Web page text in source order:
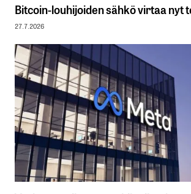
Bitcoin-louhijoiden sähkö virtaa nyt
27.7.2026